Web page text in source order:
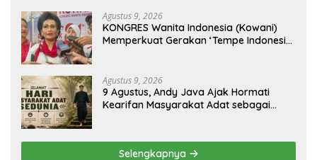
Agustus 9, 2026
KONGRES Wanita Indonesia (Kowani)
Memperkuat Gerakan ‘Tempe Indonesia
Agustus 9, 2026
9 Agustus, Andy Java Ajak Hormati
Kearifan Masyarakat Adat sebagai
Selengkapnya